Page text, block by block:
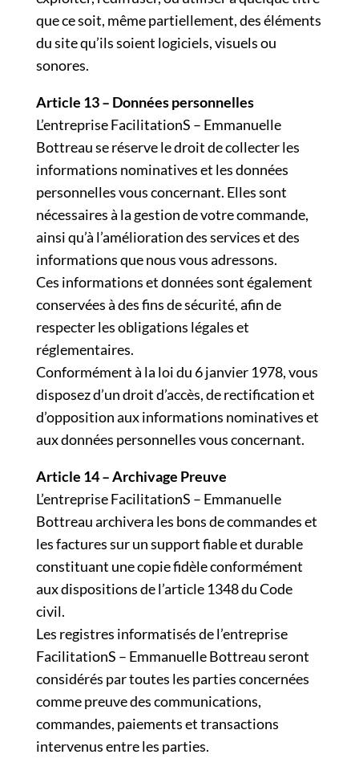
que ce soit, même partiellement, des éléments
du site qu’ils soient logiciels, visuels ou
sonores.
Article 13 – Données personnelles
L’entreprise FacilitationS – Emmanuelle
Bottreau se réserve le droit de collecter les
informations nominatives et les données
personnelles vous concernant. Elles sont
nécessaires à la gestion de votre commande,
ainsi qu’à l’amélioration des services et des
informations que nous vous adressons.
Ces informations et données sont également
conservées à des fins de sécurité, afin de
respecter les obligations légales et
réglementaires.
Conformément à la loi du 6 janvier 1978, vous
disposez d’un droit d’accès, de rectification et
d’opposition aux informations nominatives et
aux données personnelles vous concernant.
Article 14 – Archivage Preuve
L’entreprise FacilitationS – Emmanuelle
Bottreau archivera les bons de commandes et
les factures sur un support fiable et durable
constituant une copie fidèle conformément
aux dispositions de l’article 1348 du Code
civil.
Les registres informatisés de l’entreprise
FacilitationS – Emmanuelle Bottreau seront
considérés par toutes les parties concernées
comme preuve des communications,
commandes, paiements et transactions
intervenus entre les parties.